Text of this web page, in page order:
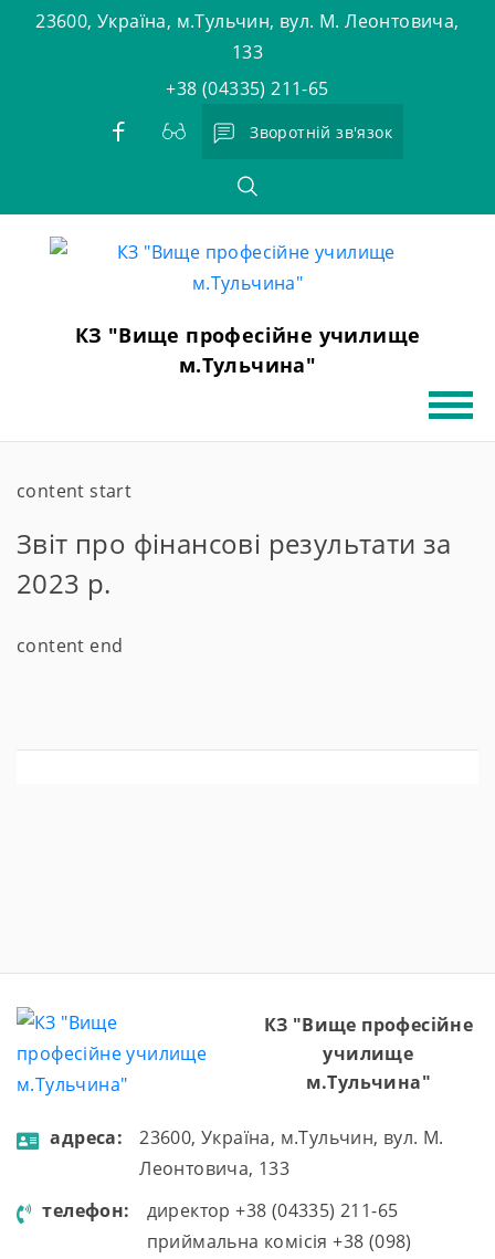
23600, Україна, м.Тульчин, вул. М. Леонтовича,
133
+38 (04335) 211-65
Зворотній зв'язок
КЗ "Вище професійне училище
м.Тульчина"
content start
Звіт про фінансові результати за
2023 р.
content end
КЗ "Вище професійне
училище
м.Тульчина"
aдресa:
23600, Україна, м.Тульчин, вул. М.
Леонтовича, 133
телефон:
директор +38 (04335) 211-65
приймальна комісія +38 (098)